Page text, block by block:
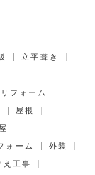
立平葺き
リフォーム
屋根
ォーム
外装
え工事